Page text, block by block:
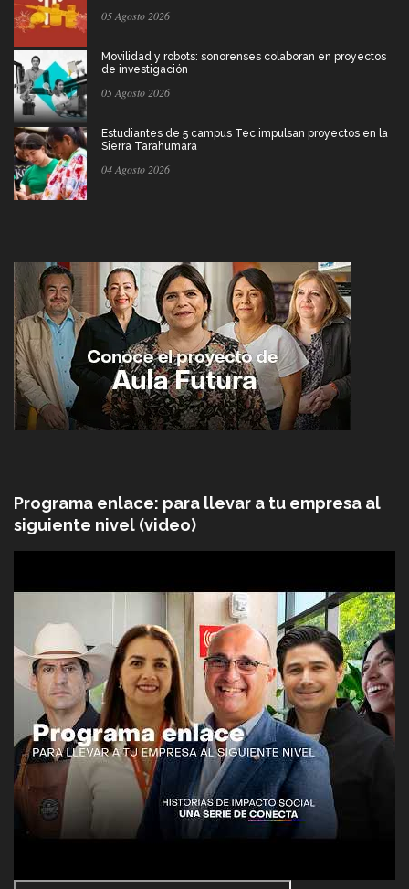
05 Agosto 2026
Movilidad y robots: sonorenses colaboran en proyectos
de investigación
05 Agosto 2026
Estudiantes de 5 campus Tec impulsan proyectos en la
Sierra Tarahumara
04 Agosto 2026
Programa enlace: para llevar a tu empresa al
siguiente nivel (video)